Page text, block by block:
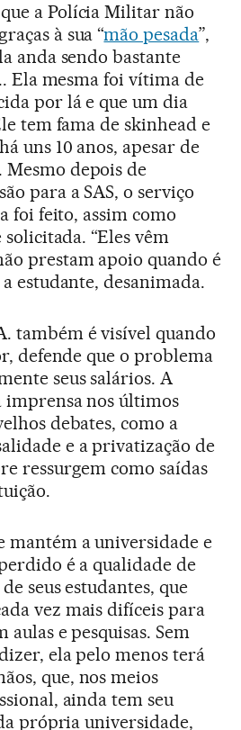
a Polícia Militar não
à sua “mão pesada”,
anda sendo bastante
Ela mesma foi vítima de
por lá e que um dia
tem fama de skinhead e
uns 10 anos, apesar de
depois de
para a SAS, o serviço
foi feito, assim como
“Eles vêm
prestam apoio quando é
estudante, desanimada.
também é visível quando
defende que o problema
seus salários. A
nos últimos
debates, como a
e a privatização de
ressurgem como saídas
mantém a universidade e
é a qualidade de
seus estudantes, que
vez mais difíceis para
e pesquisas. Sem
ela pelo menos terá
que, nos meios
ainda tem seu
própria universidade,